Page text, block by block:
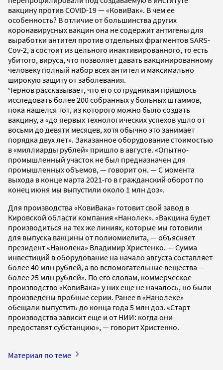
вакцину против COVID-19 — «КовиВак». В чем ее
особенность? В отличие от большинства других
коронавирусных вакцин она не содержит антигены для
выработки антител против отдельных фрагментов SARS-
Cov-2, а состоит из цельного инактивированного, то есть
убитого, вируса, что позволяет давать вакцинированному
человеку полный набор всех антител и максимально
широкую защиту от заболевания.
Чернов рассказывает, что его сотрудникам пришлось
исследовать более 200 собранных у больных штаммов,
пока нашелся тот, из которого можно было создать
вакцину, а «до первых технологических успехов ушло от
восьми до девяти месяцев, хотя обычно это занимает
порядка двух лет». Заказанное оборудование стоимостью
в «миллиарды рублей» пришло в августе. «Опытно-
промышленный участок не был предназначен для
промышленных объемов, — говорит он. — С момента
выхода в конце марта 2021-го в гражданский оборот по
конец июня мы выпустили около 1 млн доз».
Для производства «КовиВака» готовит свой завод в
Кировской области компания «Нанолек». «Вакцина будет
производиться на тех же линиях, которые мы готовили
для выпуска вакцины от полиомиелита, — объясняет
президент «Нанолека» Владимир Христенко. — Сумма
инвестиций в оборудование на начало августа составляет
более 40 млн рублей, а во вспомогательные вещества —
более 25 млн рублей». По его словам, коммерческое
производство «КовиВака» у них еще не началось, но были
произведены пробные серии. Ранее в «Нанолеке»
обещали выпустить до конца года 5 млн доз. «Cтарт
производства зависит еще и от НИИ: когда они
предоставят субстанцию», — говорит Христенко.
Материал по теме